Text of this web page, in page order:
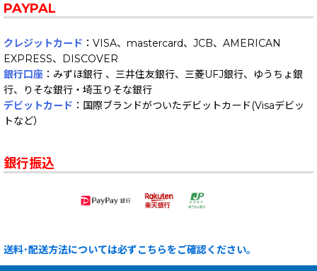
PAYPAL
クレジットカード ：VISA、mastercard、JCB、AMERICAN
EXPRESS、DISCOVER
銀行口座 ：みずほ銀行 、三井住友銀行、三菱UFJ銀行、ゆうちょ銀
行、りそな銀行・埼玉りそな銀行
デビットカード ：国際ブランドがついたデビットカード(Visaデビッ
トなど）
銀行振込
送料･配送方法については必ずこちらをご確認ください。